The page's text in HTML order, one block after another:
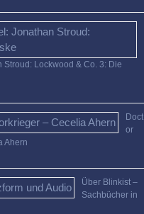
Stroud: Lockwood & Co. 3: Die
Doct
or
Ahern
Über Blinkist –
Sachbücher in